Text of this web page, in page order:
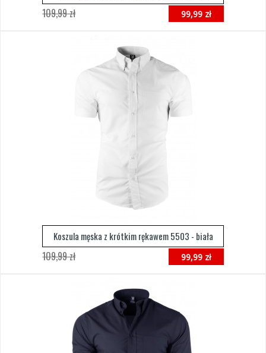
99,99 zł
109,99 zł
Koszula męska z krótkim rękawem 5503 - biała
99,99 zł
109,99 zł